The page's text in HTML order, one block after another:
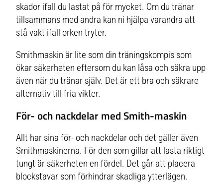
skador ifall du lastat på för mycket. Om du tränar
tillsammans med andra kan ni hjälpa varandra att
stå vakt ifall orken tryter.
Smithmaskin är lite som din träningskompis som
ökar säkerheten eftersom du kan låsa och säkra upp
även när du tränar själv. Det är ett bra och säkrare
alternativ till fria vikter.
För- och nackdelar med Smith-maskin
Allt har sina för- och nackdelar och det gäller även
Smithmaskinerna. För den som gillar att lasta riktigt
tungt är säkerheten en fördel. Det går att placera
blockstavar som förhindrar skadliga ytterlägen.